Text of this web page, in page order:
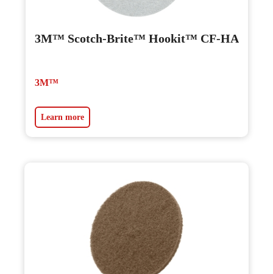
3M™ Scotch-Brite™ Hookit™ CF-HA
3M™
Learn more